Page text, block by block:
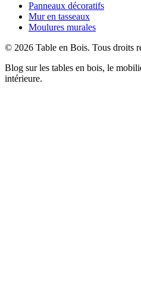
Panneaux décoratifs
Mur en tasseaux
Moulures murales
© 2026 Table en Bois. Tous droits
Blog sur les tables en bois, le
intérieure.